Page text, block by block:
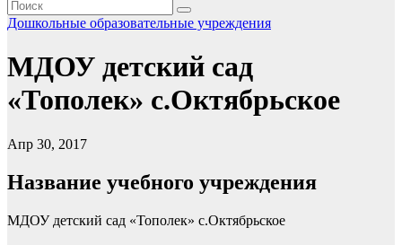
Дошкольные образовательные учреждения
МДОУ детский сад
«Тополек» с.Октябрьское
Апр 30, 2017
Название учебного учреждения
МДОУ детский сад «Тополек» с.Октябрьское